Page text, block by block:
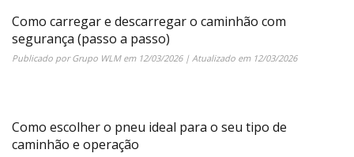
Como carregar e descarregar o caminhão com
segurança (passo a passo)
Publicado porGrupo WLMem 12/03/2026| Atualizado em 12/03/2026
Como escolher o pneu ideal para o seu tipo de
caminhão e operação